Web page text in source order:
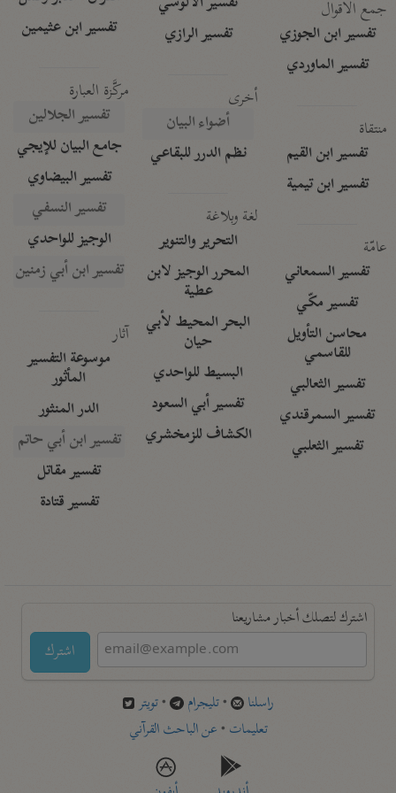
جمع الأقوال
تفسير ابن الجوزي
تفسير الماوردي
منتقاة
تفسير ابن القيم
تفسير ابن تيمية
عامّة
تفسير السمعاني
تفسير مكّي
محاسن التأويل
للقاسمي
تفسير الثعالبي
تفسير السمرقندي
تفسير الثعلبي
تفسير الرازي
أخرى
أضواء البيان
نظم الدرر للبقاعي
لغة وبلاغة
التحرير والتنوير
المحرر الوجيز لابن
عطية
البحر المحيط لأبي
حيان
البسيط للواحدي
تفسير أبي السعود
الكشاف للزمخشري
تفسير ابن عثيمين
مركَّزة العبارة
تفسير الجلالين
جامع البيان للإيجي
تفسير البيضاوي
تفسير النسفي
الوجيز للواحدي
تفسير ابن أبي زمنين
آثار
موسوعة التفسير
المأثور
الدر المنثور
تفسير ابن أبي حاتم
تفسير مقاتل
تفسير قتادة
اشترك لتصلك أخبار مشاريعنا
اشترك
راسلنا •تليجرام •تويتر
تعليمات •عن الباحث القرآني